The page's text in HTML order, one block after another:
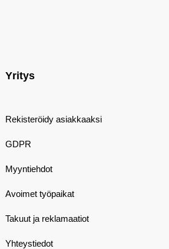
Yritys
Rekisteröidy asiakkaaksi
GDPR
Myyntiehdot
Avoimet työpaikat
Takuut ja reklamaatiot
Yhteystiedot